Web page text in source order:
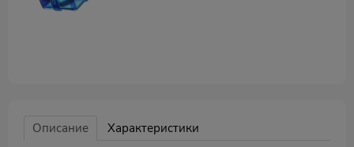
Описание
Характеристики